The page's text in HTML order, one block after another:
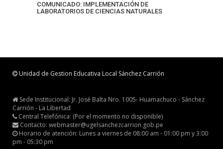
COMUNICADO: IMPLEMENTACIÓN DE
LABORATORIOS DE CIENCIAS NATURALES
Unidad de Gestion Educativa Local Sánchez Carrión
Sede Institucional: Jr. José Balta Nro. 1005- Huamachuco - Sánchez
Carrión - La Libertad
Central Telefónica: (Por el momento no disponible)
Contacto: webmaster@ugelsanchezcarrion.gob.pe
Horario de atención: Lunes a viernes de 08:00 am - 01:00 pm y 3:00
pm - 05:30 pm